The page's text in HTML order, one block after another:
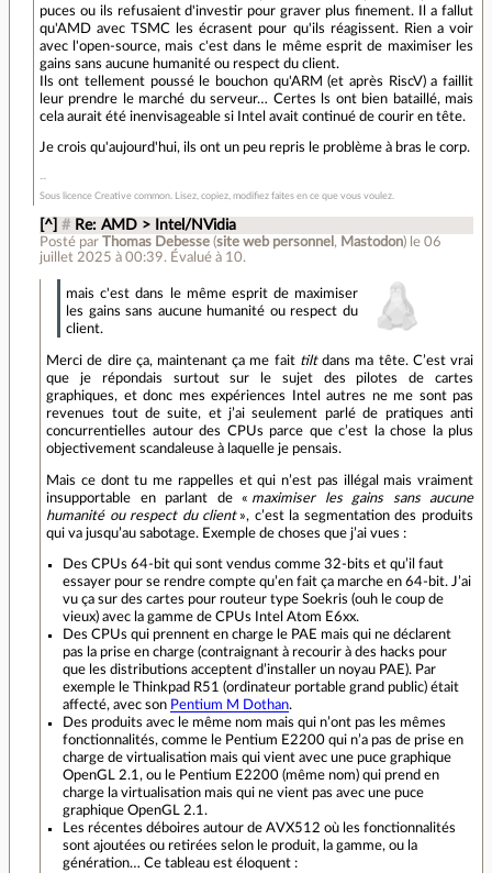
puces ou ils refusaient d'investir pour graver plus finement. Il a fallut
qu'AMD avec TSMC les écrasent pour qu'ils réagissent. Rien a voir
avec l'open-source, mais c'est dans le même esprit de maximiser les
gains sans aucune humanité ou respect du client.
Ils ont tellement poussé le bouchon qu'ARM (et après RiscV) a faillit
leur prendre le marché du serveur… Certes ls ont bien bataillé, mais
cela aurait été inenvisageable si Intel avait continué de courir en tête.
Je crois qu'aujourd'hui, ils ont un peu repris le problème à bras le corp.
Sous licence Creative common. Lisez, copiez, modifiez faites en ce que vous voulez.
[^] # Re: AMD > Intel/NVidia
Posté parThomas Debesse (site web personnel , Mastodon) le 06
juillet 2025 à 00:39. Évalué à 10.
mais c'est dans le même esprit de maximiser
les gains sans aucune humanité ou respect du
client.
Merci de dire ça, maintenant ça me fait tiltdans ma tête. C’est vrai
que je répondais surtout sur le sujet des pilotes de cartes
graphiques, et donc mes expériences Intel autres ne me sont pas
revenues tout de suite, et j’ai seulement parlé de pratiques anti
concurrentielles autour des CPUs parce que c’est la chose la plus
objectivement scandaleuse à laquelle je pensais.
Mais ce dont tu me rappelles et qui n’est pas illégal mais vraiment
insupportable en parlant de « maximiser les gains sans aucune
humanité ou respect du client», c’est la segmentation des produits
qui va jusqu’au sabotage. Exemple de choses que j’ai vues :
Des CPUs 64-bit qui sont vendus comme 32-bits et qu’il faut
essayer pour se rendre compte qu’en fait ça marche en 64-bit. J’ai
vu ça sur des cartes pour routeur type Soekris (ouh le coup de
vieux) avec la gamme de CPUs Intel Atom E6xx.
Des CPUs qui prennent en charge le PAE mais qui ne déclarent
pas la prise en charge (contraignant à recourir à des hacks pour
que les distributions acceptent d’installer un noyau PAE). Par
exemple le Thinkpad R51 (ordinateur portable grand public) était
affecté, avec son Pentium M Dothan.
Des produits avec le même nom mais qui n’ont pas les mêmes
fonctionnalités, comme le Pentium E2200 qui n’a pas de prise en
charge de virtualisation mais qui vient avec une puce graphique
OpenGL 2.1, ou le Pentium E2200 (même nom) qui prend en
charge la virtualisation mais qui ne vient pas avec une puce
graphique OpenGL 2.1.
Les récentes déboires autour de AVX512 où les fonctionnalités
sont ajoutées ou retirées selon le produit, la gamme, ou la
génération… Ce tableau est éloquent :